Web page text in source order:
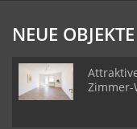
NEUE OBJEKTE
Zimmer-